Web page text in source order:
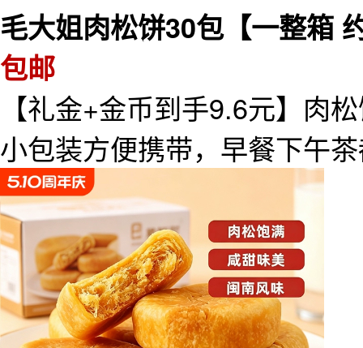
毛大姐肉松饼30包【一整箱
包邮
【礼金+金币到手9.6元】肉
小包装方便携带，早餐下午